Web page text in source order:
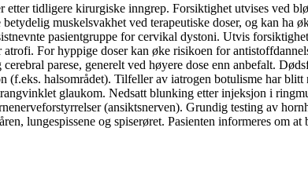
tidligere kirurgiske inngrep. Forsiktighet utvises ved
muskelsvakhet ved terapeutiske doser, og kan ha
pasientgruppe for cervikal dystoni. Utvis
For hyppige doser kan øke risikoen for
parese, generelt ved høyere dose enn anbefalt.
(f.eks. halsområdet). Tilfeller av iatrogen botulisme har
glaukom. Nedsatt blunking etter injeksjon i
(ansiktsnerven). Grundig testing av
lungespissene og spiserøret. Pasienten informeres om